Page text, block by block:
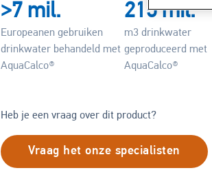
>7 mil.
Europeanen gebruiken
drinkwater behandeld met
AquaCalco®
215 mil.
m3 drinkwater
geproduceerd met
AquaCalco®
Heb je een vraag over dit product?
Vraag het onze specialisten